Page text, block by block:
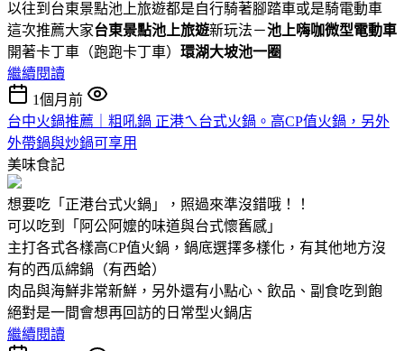
以往到台東景點池上旅遊都是自行騎著腳踏車或是騎電動車
這次推薦大家台東景點池上旅遊新玩法－池上嗨咖微型電動車
開著卡丁車（跑跑卡丁車） 環湖大坡池一圈
繼續閱讀
1個月前
台中火鍋推薦｜粗吼鍋 正港ㄟ台式火鍋。高CP值火鍋，另外
外帶鍋與炒鍋可享用
美味食記
想要吃「正港台式火鍋」，照過來準沒錯哦！！
可以吃到「阿公阿嬤的味道與台式懷舊感」
主打各式各樣高CP值火鍋，鍋底選擇多樣化，有其他地方沒
有的西瓜綿鍋（有西蛤）
肉品與海鮮非常新鮮，另外還有小點心、飲品、副食吃到飽
絕對是一間會想再回訪的日常型火鍋店
繼續閱讀